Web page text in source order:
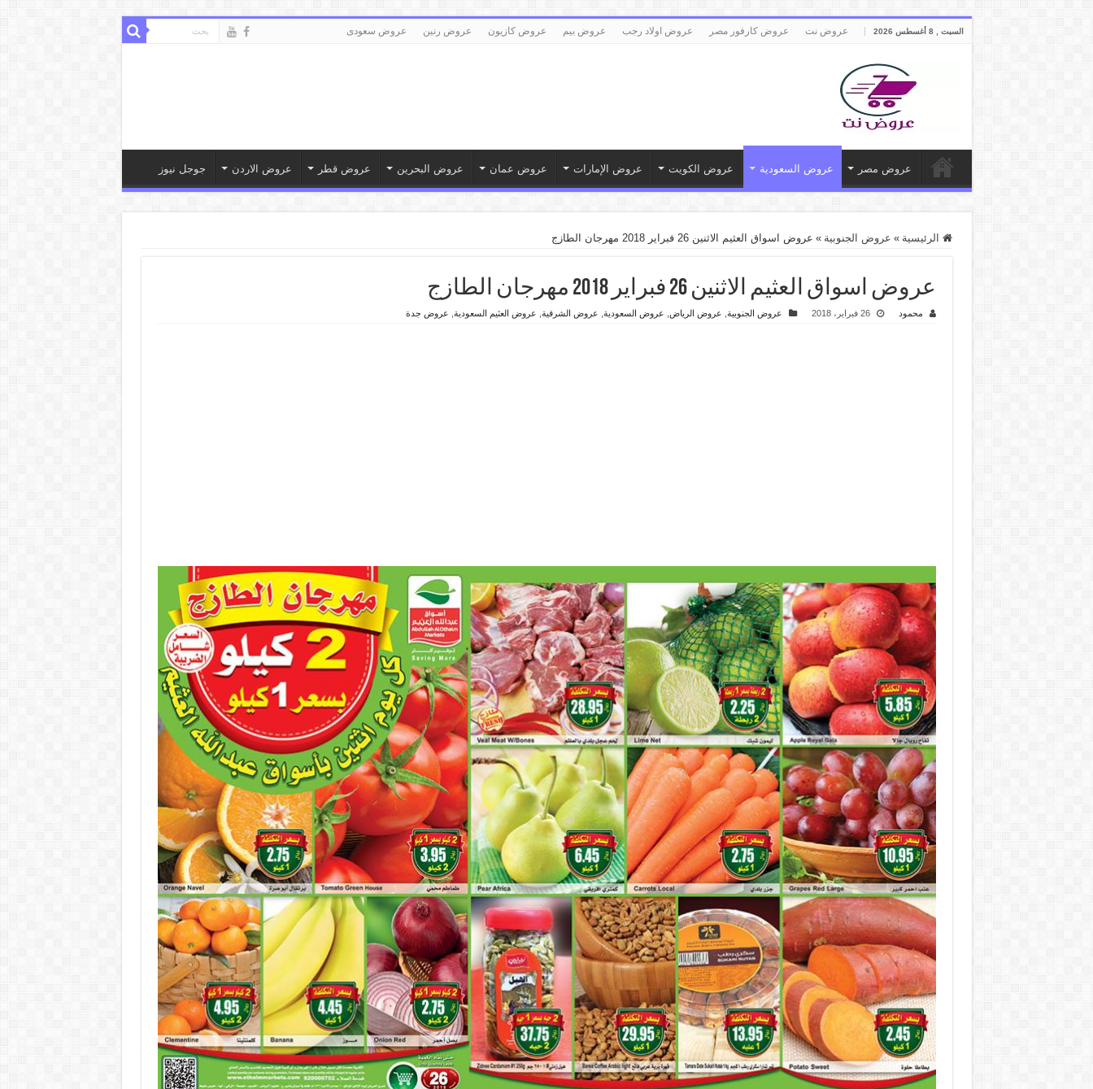
السبت , 8 أغسطس 2026 عروض نت عروض كارفور مصر عروض اولاد رجب عروض بيم عروض كازيون عروض رنين عروض سعودى
عروض مصر عروض السعودية عروض الكويت عروض الإمارات عروض عمان عروض البحرين عروض قطر عروض الاردن جوجل نيوز
الرئيسية » عروض الجنوبية » عروض اسواق العثيم الاثنين 26 فبراير 2018 مهرجان الطازج
عروض اسواق العثيم الاثنين 26 فبراير 2018 مهرجان الطازج
محمود 26 فبراير، 2018 عروض الجنوبية عروض الرياض عروض السعودية عروض الشرقية عروض العثيم السعودية عروض جدة